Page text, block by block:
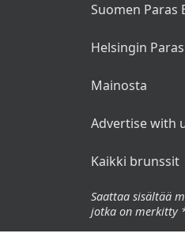
Suomen Paras
Helsingin
Mainosta
Advertise with
Kaikki brunssit
Saattaa sisältää
jotka on merkitty